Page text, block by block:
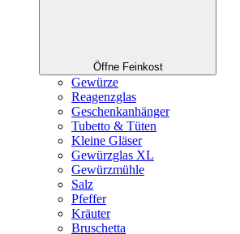
Öffne Feinkost
Gewürze
Reagenzglas
Geschenkanhänger
Tubetto & Tüten
Kleine Gläser
Gewürzglas XL
Gewürzmühle
Salz
Pfeffer
Kräuter
Bruschetta